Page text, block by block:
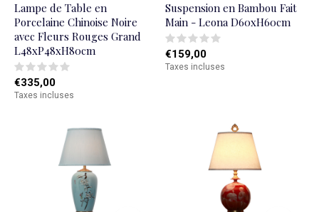
Lampe de Table en
Porcelaine Chinoise Noire
avec Fleurs Rouges Grand
L48xP48xH80cm
€335,00
Taxes incluses
Suspension en Bambou Fait
Main - Leona D60xH60cm
€159,00
Taxes incluses